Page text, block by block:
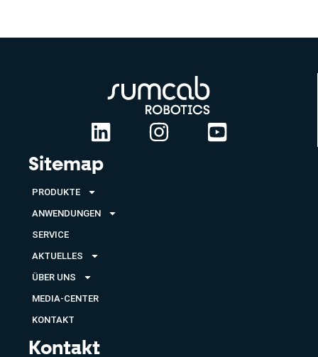
Sitemap
PRODUKTE
ANWENDUNGEN
SERVICE
AKTUELLES
ÜBER UNS
MEDIA-CENTER
KONTAKT
Kontakt